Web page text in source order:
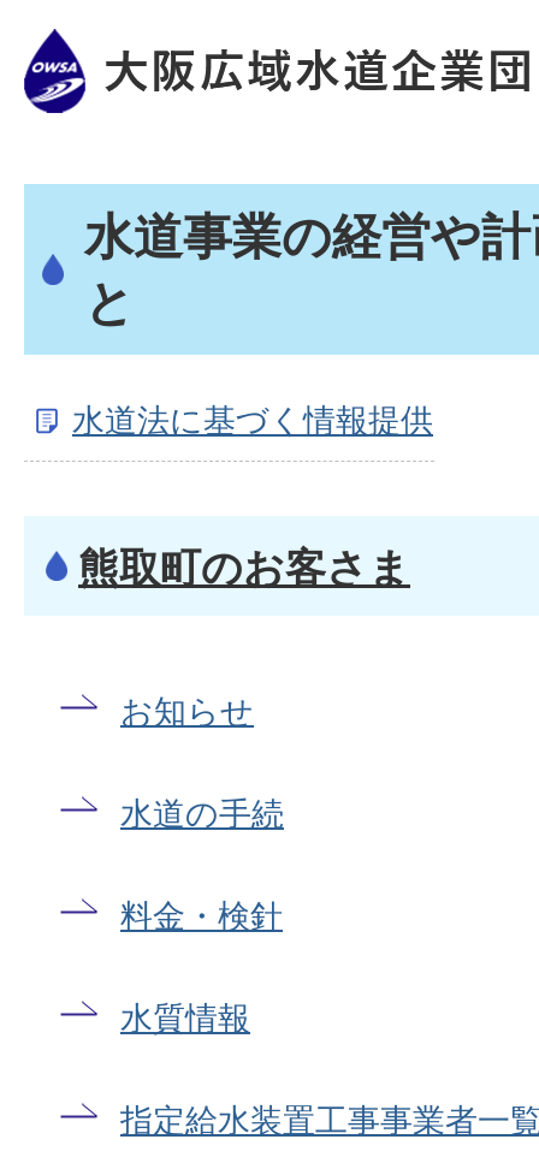
水道事業の経営や
と
水道法に基づく情報提供
熊取町のお客さま
お知らせ
水道の手続
料金・検針
水質情報
指定給水装置工事事業者一